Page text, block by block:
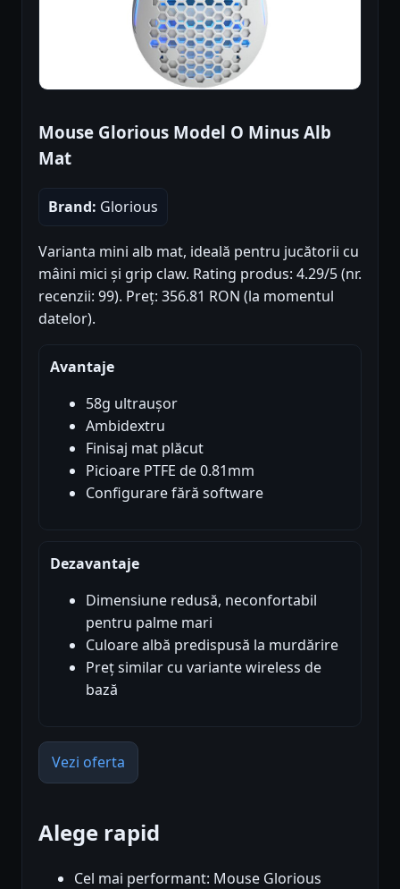
Mouse Glorious Model O Minus Alb
Mat
Brand: Glorious
Varianta mini alb mat, ideală pentru jucătorii cu
mâini mici și grip claw. Rating produs: 4.29/5 (nr.
recenzii: 99). Preț: 356.81 RON (la momentul
datelor).
Avantaje
58g ultraușor
Ambidextru
Finisaj mat plăcut
Picioare PTFE de 0.81mm
Configurare fără software
Dezavantaje
Dimensiune redusă, neconfortabil
pentru palme mari
Culoare albă predispusă la murdărire
Preț similar cu variante wireless de
bază
Vezi oferta
Alege rapid
Cel mai performant: Mouse Glorious